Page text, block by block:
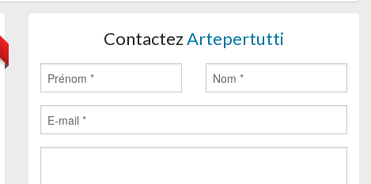
ContactezArtepertutti